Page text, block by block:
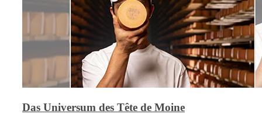
Das Universum des Tête de Moine